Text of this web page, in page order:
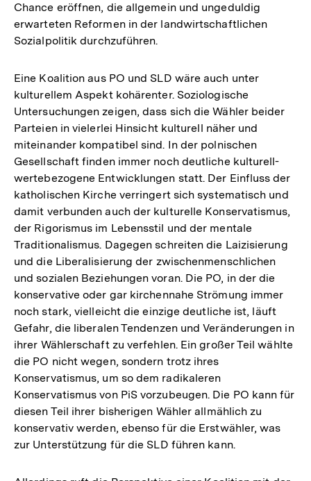
Chance eröffnen, die allgemein und ungeduldig
erwarteten Reformen in der landwirtschaftlichen
Sozialpolitik durchzuführen.
Eine Koalition aus PO und SLD wäre auch unter
kulturellem Aspekt kohärenter. Soziologische
Untersuchungen zeigen, dass sich die Wähler beider
Parteien in vielerlei Hinsicht kulturell näher und
miteinander kompatibel sind. In der polnischen
Gesellschaft finden immer noch deutliche kulturell-
wertebezogene Entwicklungen statt. Der Einfluss der
katholischen Kirche verringert sich systematisch und
damit verbunden auch der kulturelle Konservatismus,
der Rigorismus im Lebensstil und der mentale
Traditionalismus. Dagegen schreiten die Laizisierung
und die Liberalisierung der zwischenmenschlichen
und sozialen Beziehungen voran. Die PO, in der die
konservative oder gar kirchennahe Strömung immer
noch stark, vielleicht die einzige deutliche ist, läuft
Gefahr, die liberalen Tendenzen und Veränderungen in
ihrer Wählerschaft zu verfehlen. Ein großer Teil wählte
die PO nicht wegen, sondern trotz ihres
Konservatismus, um so dem radikaleren
Konservatismus von PiS vorzubeugen. Die PO kann für
diesen Teil ihrer bisherigen Wähler allmählich zu
konservativ werden, ebenso für die Erstwähler, was
zur Unterstützung für die SLD führen kann.